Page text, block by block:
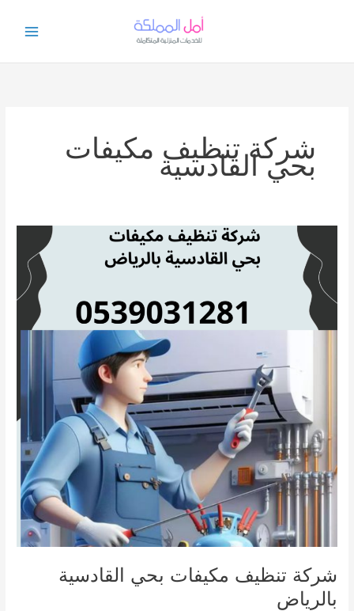
شركة تنظيف مكيفات
بحي القادسية
شركة تنظيف مكيفات بحي القادسية
بالرياض